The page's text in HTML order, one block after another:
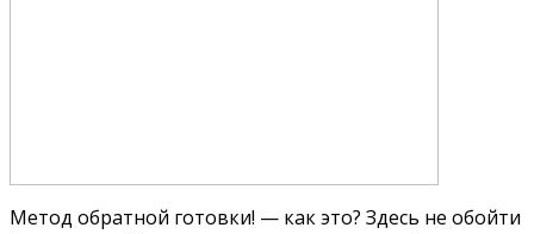
Метод обратной готовки! — как это? Здесь не обойти